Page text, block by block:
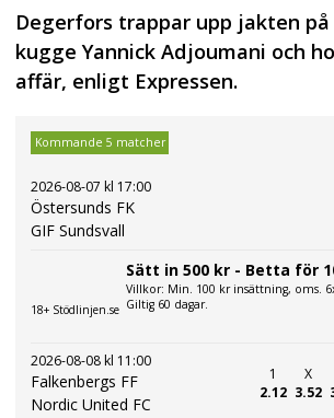
Degerfors trappar upp jakten
kugge Yannick Adjoumani och
affär, enligt Expressen.
Kommande 5 matcher
2026-08-07 kl 17:00
Östersunds FK
GIF Sundsvall
18+ Stödlinjen.se
Sätt in 500 kr - Betta för
Villkor: Min. 100 kr insättning, oms.
Giltig 60 dagar.
2026-08-08 kl 11:00
Falkenbergs FF
Nordic United FC
1
2.12
X
3.52